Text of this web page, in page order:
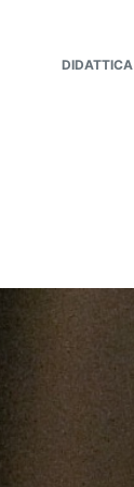
DIDATTICA